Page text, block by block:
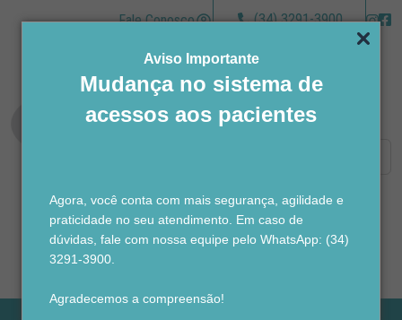
Aviso Importante
Mudança no sistema de
acessos aos pacientes
Agora, você conta com mais segurança, agilidade e
praticidade no seu atendimento. Em caso de
dúvidas, fale com nossa equipe pelo WhatsApp: (34)
3291-3900.
Agradecemos a compreensão!
Fale Conosco (34) 3291-3900